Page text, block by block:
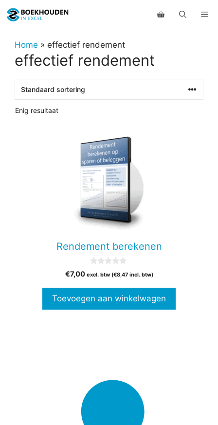
naar
inhoudHome » effectief rendement
effectief rendement
Enig resultaat
Rendement berekenen
v
5
€7,00 excl. btw (€8,47incl. btw)
Toevoegen aan winkelwagen